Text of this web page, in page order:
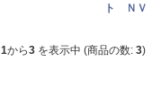
ト ＮＶ
1から3 を表示中 (商品の数: 3)